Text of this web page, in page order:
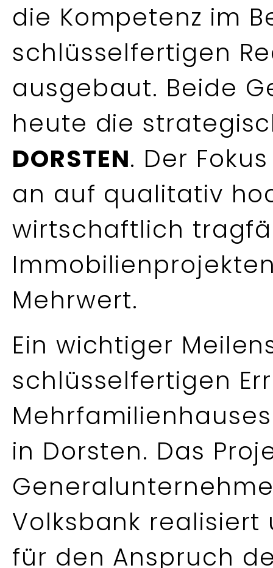
die Kompetenz im
schlüsselfertigen
ausgebaut. Beide
heute die
DORSTEN. Der
an auf qualitativ
wirtschaftlich
Mehrwert.
Ein wichtiger
schlüsselfertigen
in Dorsten. Das
Volksbank
für den Anspruch